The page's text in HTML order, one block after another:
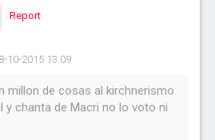
Report
10-2015 13:09
millon de cosas al kirchnerismo
y chanta de Macri no lo voto ni